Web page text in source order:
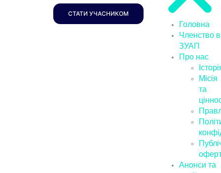
Головна
Членство в
ЗУАП
Про нас
Місія
та
Анонси та
СТАТИ УЧАСНИКОМ